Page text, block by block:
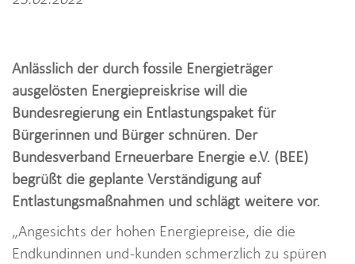
Anlässlich der durch fossile Energieträger
ausgelösten Energiepreiskrise will die
Bundesregierung ein Entlastungspaket für
Bürgerinnen und Bürger schnüren. Der
Bundesverband Erneuerbare Energie e.V. (BEE)
begrüßt die geplante Verständigung auf
Entlastungsmaßnahmen und schlägt weitere vor.
„Angesichts der hohen Energiepreise, die die
Endkundinnen und -kunden schmerzlich zu spüren